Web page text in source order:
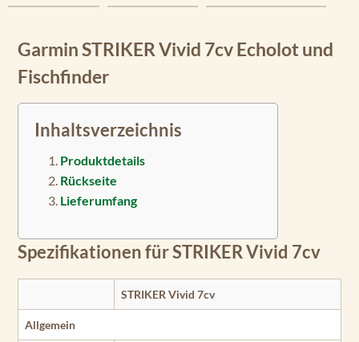
Garmin STRIKER Vivid 7cv Echolot und
Fischfinder
Inhaltsverzeichnis
Produktdetails
Rückseite
Lieferumfang
Spezifikationen für STRIKER Vivid 7cv
STRIKER Vivid 7cv
Allgemein